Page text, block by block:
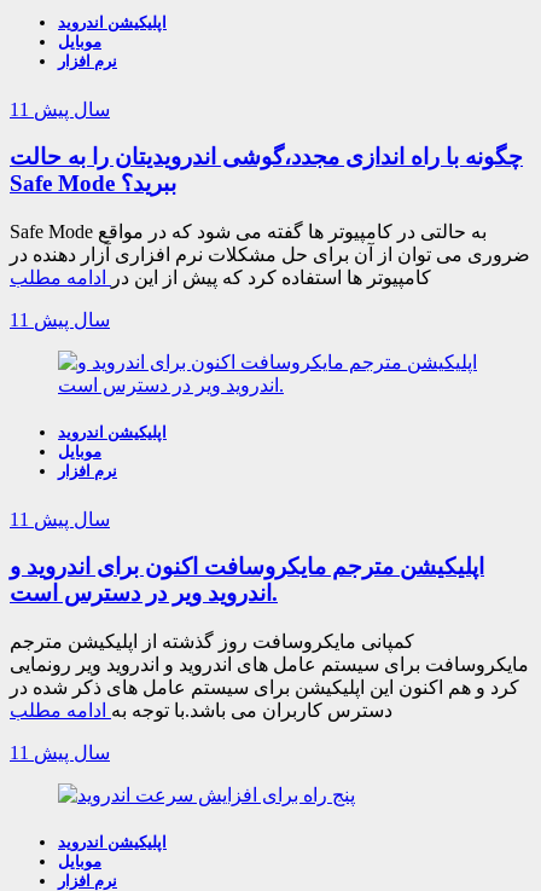
اپلیکیشن اندروید
موبایل
نرم افزار
11 سال پیش
چگونه با راه اندازی مجدد،گوشی اندرویدیتان را به حالت
Safe Mode ببرید؟
Safe Mode به حالتی در کامپیوتر ها گفته می شود که در مواقع
ضروری می توان از آن برای حل مشکلات نرم افزاری آزار دهنده در
کامپیوتر ها استفاده کرد که پیش از این در
ادامه مطلب
11 سال پیش
اپلیکیشن اندروید
موبایل
نرم افزار
11 سال پیش
اپلیکیشن مترجم مایکروسافت اکنون برای اندروید و
اندروید ویر در دسترس است.
کمپانی مایکروسافت روز گذشته از اپلیکیشن مترجم
مایکروسافت برای سیستم عامل های اندروید و اندروید ویر رونمایی
کرد و هم اکنون این اپلیکیشن برای سیستم عامل های ذکر شده در
دسترس کاربران می باشد.با توجه به ادامه مطلب
11 سال پیش
اپلیکیشن اندروید
موبایل
نرم افزار